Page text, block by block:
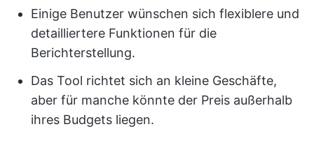
Einige Benutzer wünschen sich flexiblere und
detailliertere Funktionen für die
Berichterstellung.
Das Tool richtet sich an kleine Geschäfte,
aber für manche könnte der Preis außerhalb
ihres Budgets liegen.